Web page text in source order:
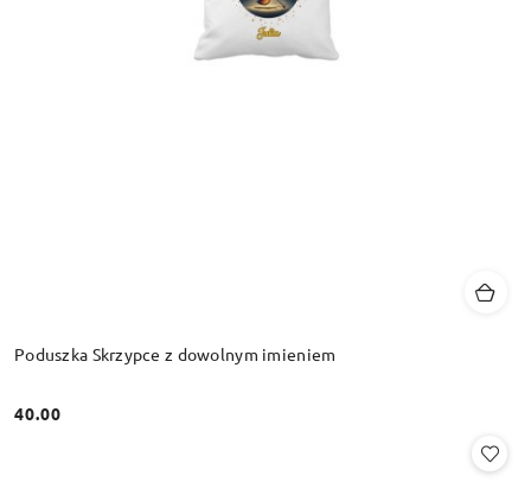
Poduszka Skrzypce z dowolnym imieniem
Cena:
40.00